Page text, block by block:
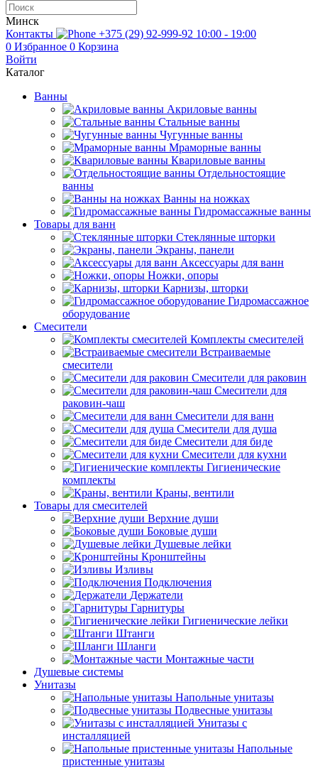
Минск
Контакты
+375 (29) 92-999-92 10:00 - 19:00
0 Избранное 0 Корзина
Войти
Каталог
Ванны
Акриловые ванны
Стальные ванны
Чугунные ванны
Мраморные ванны
Квариловые ванны
Отдельностоящие
ванны
Ванны на ножках
Гидромассажные ванны
Товары для ванн
Стеклянные шторки
Экраны, панели
Аксессуары для ванн
Ножки, опоры
Карнизы, шторки
Гидромассажное
оборудование
Смесители
Комплекты смесителей
Встраиваемые
смесители
Смесители для раковин
Смесители для
раковин-чаш
Смесители для ванн
Смесители для душа
Смесители для биде
Смесители для кухни
Гигиенические
комплекты
Краны, вентили
Товары для смесителей
Верхние души
Боковые души
Душевые лейки
Кронштейны
Изливы
Подключения
Держатели
Гарнитуры
Гигиенические лейки
Штанги
Шланги
Монтажные части
Душевые системы
Унитазы
Напольные унитазы
Подвесные унитазы
Унитазы с
инсталляцией
Напольные
пристенные унитазы